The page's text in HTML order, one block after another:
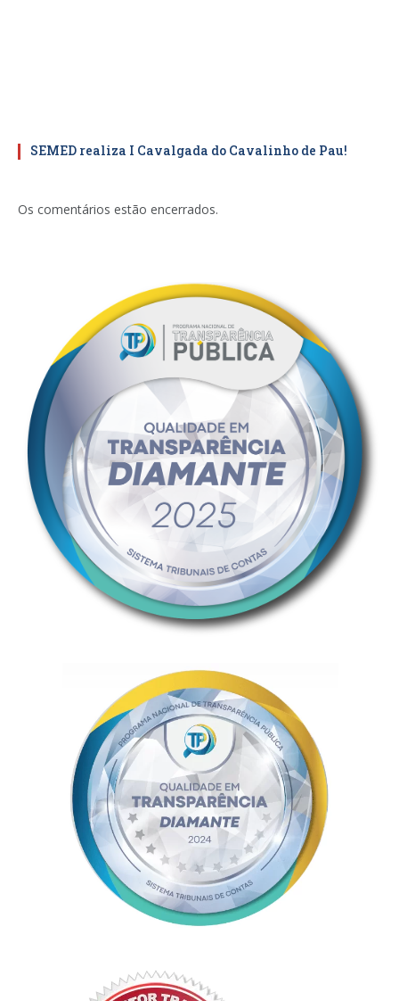
SEMED realiza I Cavalgada do Cavalinho de Pau!
Os comentários estão encerrados.